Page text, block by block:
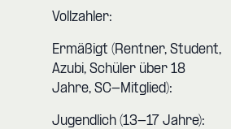
Vollzahler:
Ermäßigt (Rentner, Student,
Azubi, Schüler über 18
Jahre, SC-Mitglied):
Jugendlich (13-17 Jahre):